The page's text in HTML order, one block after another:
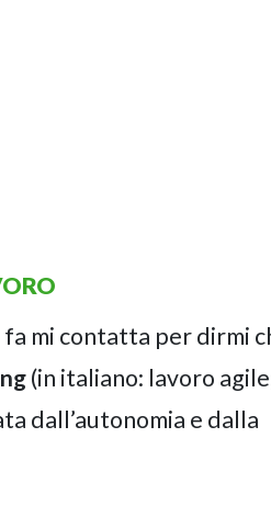
mi contatta per dirmi
(in italiano: lavoro
dall’autonomia e dalla